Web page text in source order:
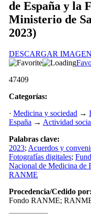
de España y la
Ministerio de
2023)
DESCARGAR IMAGEN
47409
Categorías:
· Medicina y sociedad →
España → Actividad
Palabras clave:
2023; Acuerdos y
Fotografías digitales;
Nacional de Medicina de
RANME
Procedencia/Cedido por:
Fondo RANME;